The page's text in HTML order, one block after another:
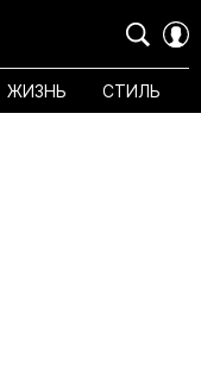
ЖИЗНЬ СТИЛЬ